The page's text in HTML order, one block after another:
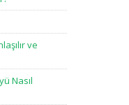
ve
Nasıl